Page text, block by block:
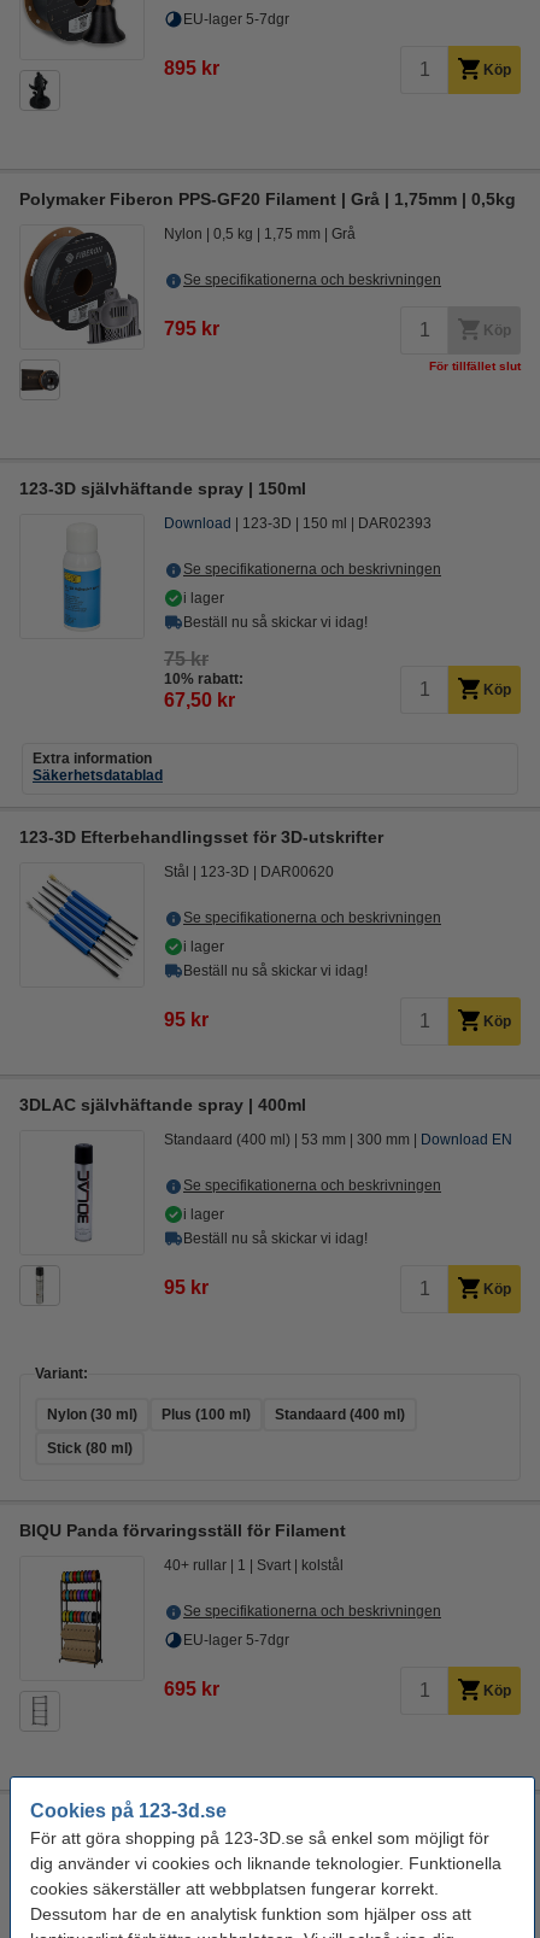
Cookies på 123-3d.se
För att göra shopping på 123-3D.se så enkel som möjligt för
dig använder vi cookies och liknande teknologier. Funktionella
cookies säkerställer att webbplatsen fungerar korrekt.
Dessutom har de en analytisk funktion som hjälper oss att
EU-lager 5-7dgr
895 kr Köp
Polymaker Fiberon PPS-GF20 Filament | Grå | 1,75mm | 0,5kg
Nylon 0,5 kg 1,75 mm Grå
Se specifikationerna och beskrivningen
795 kr Köp
För tillfället slut
123-3D självhäftande spray | 150ml
Download 123-3D 150 ml DAR02393
Se specifikationerna och beskrivningen
i lager
Beställ nu så skickar vi idag!
75 kr
10% rabatt:
67,50 kr Köp
Extra information
Säkerhetsdatablad
123-3D Efterbehandlingsset för 3D-utskrifter
Stål 123-3D DAR00620
Se specifikationerna och beskrivningen
i lager
Beställ nu så skickar vi idag!
95 kr Köp
3DLAC självhäftande spray | 400ml
Standaard (400 ml) 53 mm 300 mm Download EN
Se specifikationerna och beskrivningen
i lager
Beställ nu så skickar vi idag!
95 kr Köp
Variant:
Nylon (30 ml) Plus (100 ml)
Standaard (400 ml)
Stick (80 ml)
BIQU Panda förvaringsställ för Filament
40+ rullar 1 Svart kolstål
Se specifikationerna och beskrivningen
EU-lager 5-7dgr
695 kr Köp
eSun eVacuum kit Pro
32 x 32 x 102 mm (LxBxH) 5 V eSun 0,075 kg
Se specifikationerna och beskrivningen
EU-lager 5-7dgr